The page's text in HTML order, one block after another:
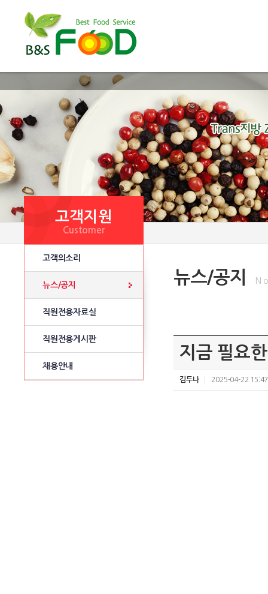
고객지원
Customer
고객의소리
뉴스/공지
직원전용자료실
직원전용게시판
채용안내
뉴스/공지
지금 필요
김두나 2025-04-22